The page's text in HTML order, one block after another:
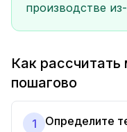
производстве
Как
пошагово
1 Определите